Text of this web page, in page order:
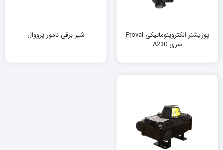
پوزیشنر الکتروپنوماتیکی Proval
سری A230
شیر برقی نامور پرووال